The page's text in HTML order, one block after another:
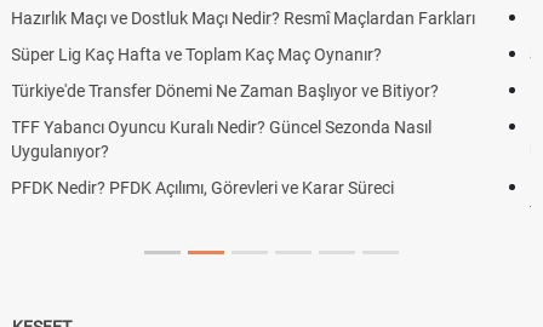
Puan Durumunda AG, OM ve Diğer Kısaltmalar Ne Anlama Gelir?
Skor Ne Demek? Sporda Skor ve Sonuç Kavramları
Futbol Nasıl Oynanır? Temel Futbol Kuralları
Deplasman Golü Kuralı Nedir? Hangi Organizasyonlarda
Uygulanıyor?
DGS Sonuçları Ne Zaman Açıklanacak 2026? ÖSYM Sonuç